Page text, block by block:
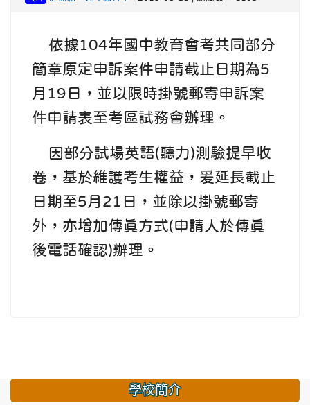
依據104年國中教育會考共同部分
簡章原定申訴案件申請截止日期為5
月19日，並以限時掛號郵寄申訴案
件申請表至考區試務會辦理。
因部分試場英語(聽力)測驗提早收
卷，基於維護考生權益，爰延長截止
日期至5月21日，並除以掛號郵寄
外，亦增加傳真方式(申請人於傳真
後電話確認)辦理。
學校簡介